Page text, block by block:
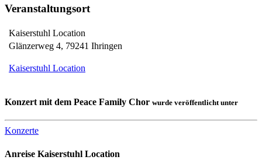
Veranstaltungsort
Kaiserstuhl Location
Glänzerweg 4, 79241 Ihringen
Kaiserstuhl Location
Konzert mit dem Peace Family Chor wurde veröffentlicht unter
Konzerte
Anreise Kaiserstuhl Location